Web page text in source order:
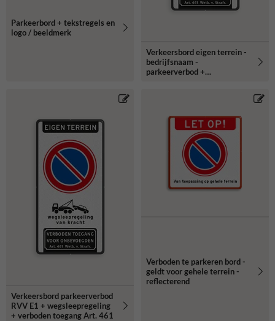
Parkeerbord + tekstregels en
logo / beeldmerk
Verkeersbord eigen terrein -
bedrijfsnaam -
parkeerverbod +
Verkeersbord parkeerverbod
RVV E1 + wegsleepregeling
+ verboden toegang Art. 461
Verboden te parkeren bord -
geldt voor gehele terrein -
reflecterend